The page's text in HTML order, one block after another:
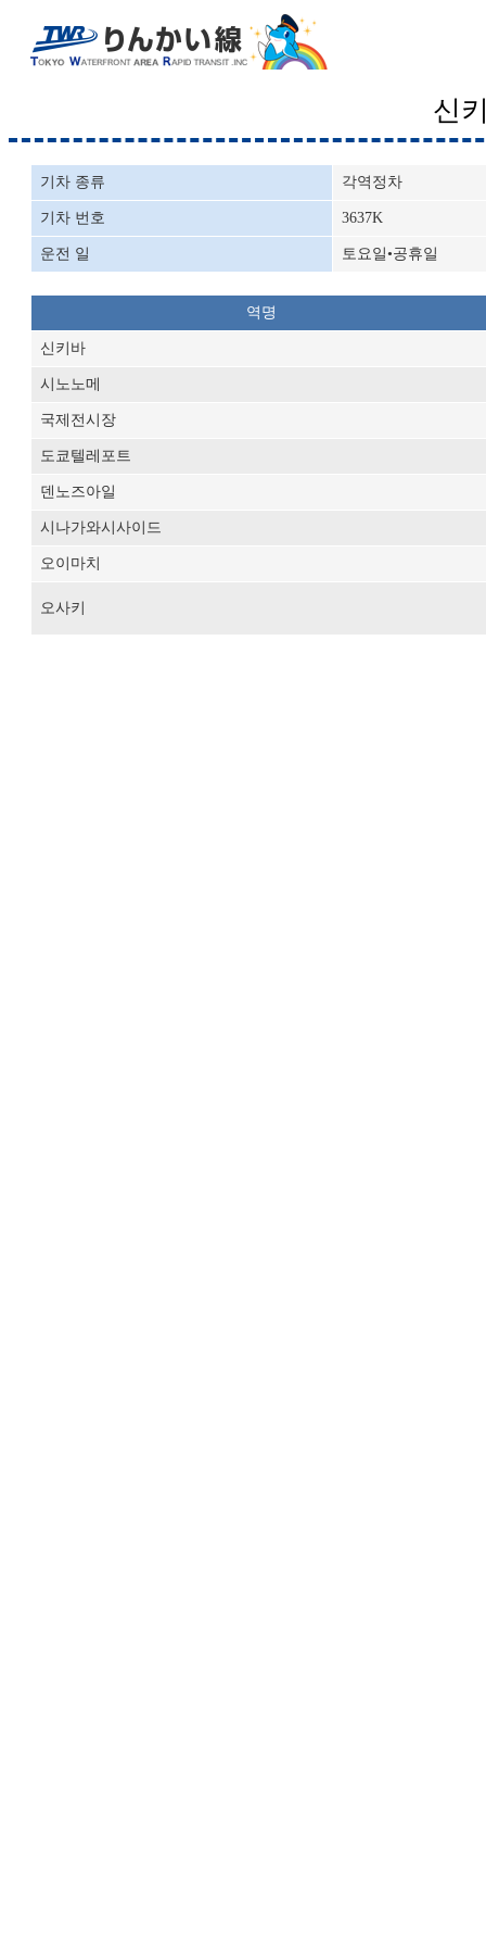
신
기차 종류 각역정차
기차 번호 3637K
운전 일 토요일•공휴일
역명
신키바
시노노메
국제전시장
도쿄텔레포트
덴노즈아일
시나가와시사이드
오이마치
오사키